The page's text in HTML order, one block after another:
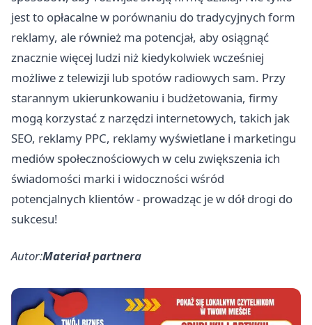
jest to opłacalne w porównaniu do tradycyjnych form
reklamy, ale również ma potencjał, aby osiągnąć
znacznie więcej ludzi niż kiedykolwiek wcześniej
możliwe z telewizji lub spotów radiowych sam. Przy
starannym ukierunkowaniu i budżetowania, firmy
mogą korzystać z narzędzi internetowych, takich jak
SEO, reklamy PPC, reklamy wyświetlane i marketingu
mediów społecznościowych w celu zwiększenia ich
świadomości marki i widoczności wśród
potencjalnych klientów - prowadząc je w dół drogi do
sukcesu!
Autor:Materiał partnera